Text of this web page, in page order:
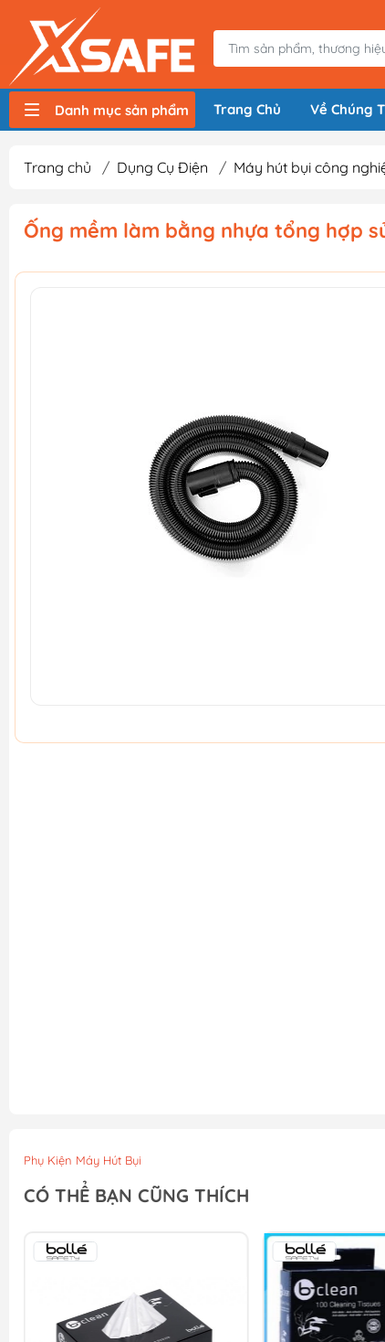
Danh mục sản phẩm Trang Chủ Về Chúng
Trang chủ / Dụng Cụ Điện / Máy hút bụi công
Ống mềm làm bằng nhựa tổng hợp
Phụ Kiện Máy Hút Bụi
CÓ THỂ BẠN CŨNG THÍCH